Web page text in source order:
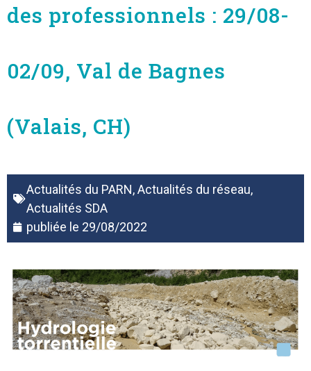
des professionnels : 29/08-
02/09, Val de Bagnes
(Valais, CH)
Actualités du PARN,Actualités du réseau,
Actualités SDA
publiée le 29/08/2022